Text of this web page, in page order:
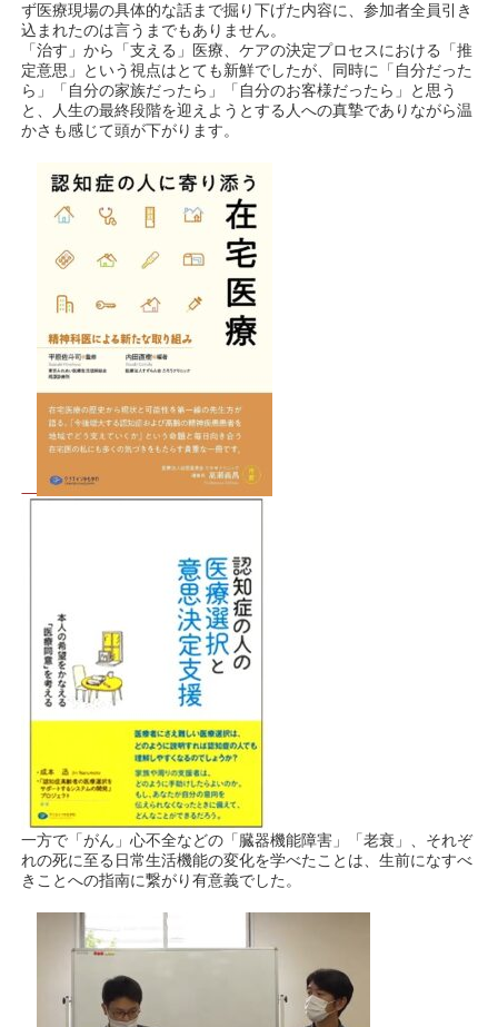
ず医療現場の具体的な話まで掘り下げた内容に、参加者全員引き
込まれたのは言うまでもありません。
「治す」から「支える」医療、ケアの決定プロセスにおける「推
定意思」という視点はとても新鮮でしたが、同時に「自分だった
ら」「自分の家族だったら」「自分のお客様だったら」と思う
と、人生の最終段階を迎えようとする人への真摯でありながら温
かさも感じて頭が下がります。
一方で「がん」心不全などの「臓器機能障害」「老衰」、それぞ
れの死に至る日常生活機能の変化を学べたことは、生前になすべ
きことへの指南に繋がり有意義でした。